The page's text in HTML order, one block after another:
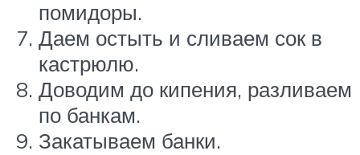
помидоры.
Даем остыть и сливаем сок в
кастрюлю.
Доводим до кипения, разливаем
по банкам.
Закатываем банки.